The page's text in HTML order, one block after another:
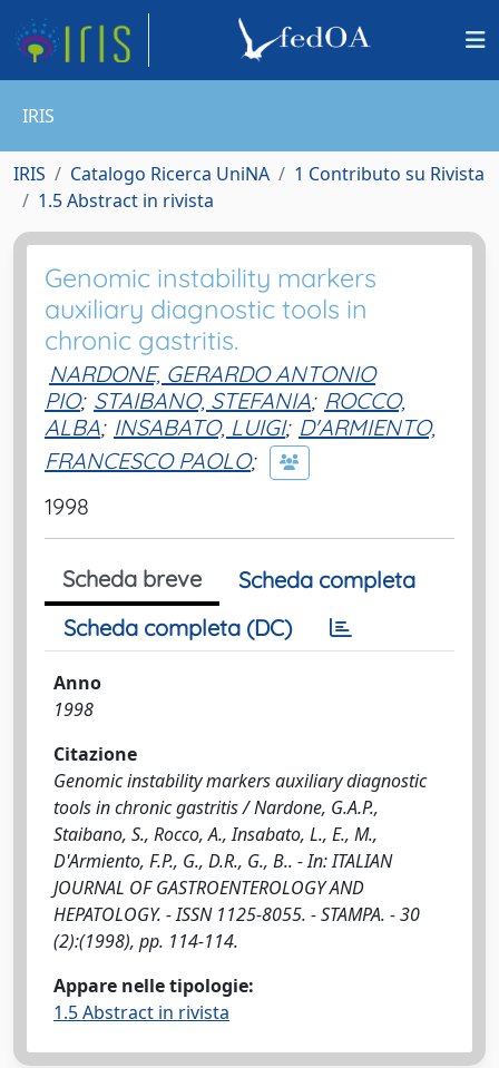
IRIS
IRIS Catalogo Ricerca UniNA
1 Contributo su Rivista
1.5 Abstract in rivista
Genomic instability markers
auxiliary diagnostic tools in
chronic gastritis.
NARDONE, GERARDO ANTONIO
PIO; STAIBANO, STEFANIA; ROCCO,
ALBA; INSABATO, LUIGI; D'ARMIENTO,
FRANCESCO PAOLO;
1998
Scheda breve
Scheda completa
Scheda completa (DC)
Anno
1998
Citazione
Genomic instability markers auxiliary diagnostic
tools in chronic gastritis / Nardone, G.A.P.,
Staibano, S., Rocco, A., Insabato, L., E., M.,
D'Armiento, F.P., G., D.R., G., B.. - In: ITALIAN
JOURNAL OF GASTROENTEROLOGY AND
HEPATOLOGY. - ISSN 1125-8055. - STAMPA. - 30
(2):(1998), pp. 114-114.
Appare nelle tipologie:
1.5 Abstract in rivista